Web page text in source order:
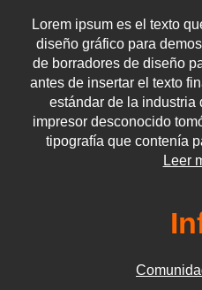
Lorem ipsum es el texto
diseño gráfico para
de borradores de diseño
antes de insertar el texto
estándar de la industria
impresor desconocido
tipografía que contenía
Leer